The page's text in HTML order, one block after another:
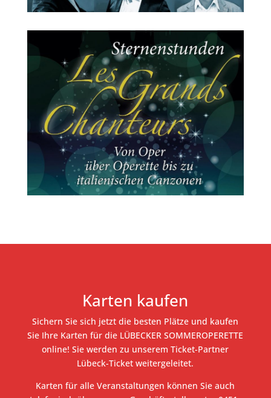
Karten kaufen
Sichern Sie sich jetzt die besten Plätze und kaufen
Sie Ihre Karten für die LÜBECKER SOMMEROPERETTE
online! Sie werden zu unserem Ticket-Partner
Lübeck-Ticket weitergeleitet.
Karten für alle Veranstaltungen können Sie auch